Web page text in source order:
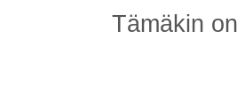
Tämäkin on